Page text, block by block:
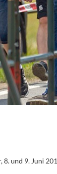
8. und 9. Juni